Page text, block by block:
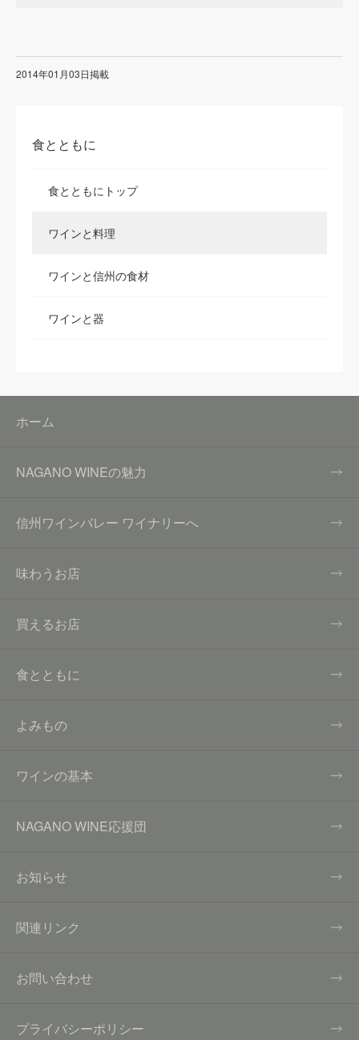
食とともに
食とともにトップ
ワインと料理
ワインと信州の食材
ワインと器
2014年01月03日掲載
ホーム
NAGANO WINEの魅力
信州ワインバレー ワイナリーへ
味わうお店
買えるお店
食とともに
よみもの
ワインの基本
NAGANO WINE応援団
お知らせ
関連リンク
お問い合わせ
プライバシーポリシー